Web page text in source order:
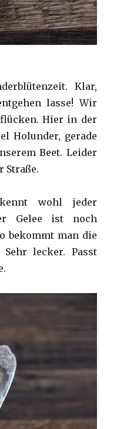
Klar,
lasse! Wir
Hier in der
Holunder, gerade
Beet. Leider
Straße.
wohl jeder
Gelee ist noch
bekommt man die
lecker. Passt